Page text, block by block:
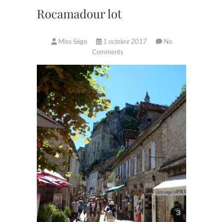
Rocamadour lot
Miss Ségo 1 octobre 2017
No
Comments